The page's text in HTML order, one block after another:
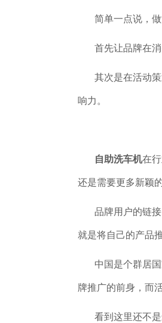
简单一点说，做
首先让品牌在消
其次是在活动策
响力。
自助洗车机在
还是需要更多新颖
品牌用户的链接
就是将自己的产品
中国是个群居国
牌推广的前身，而
看到这里还不是